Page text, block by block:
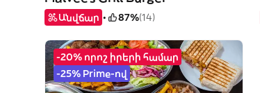
Անվճար 87%(14)
-20% որոշ իրերի համար
-25% Prime-ով